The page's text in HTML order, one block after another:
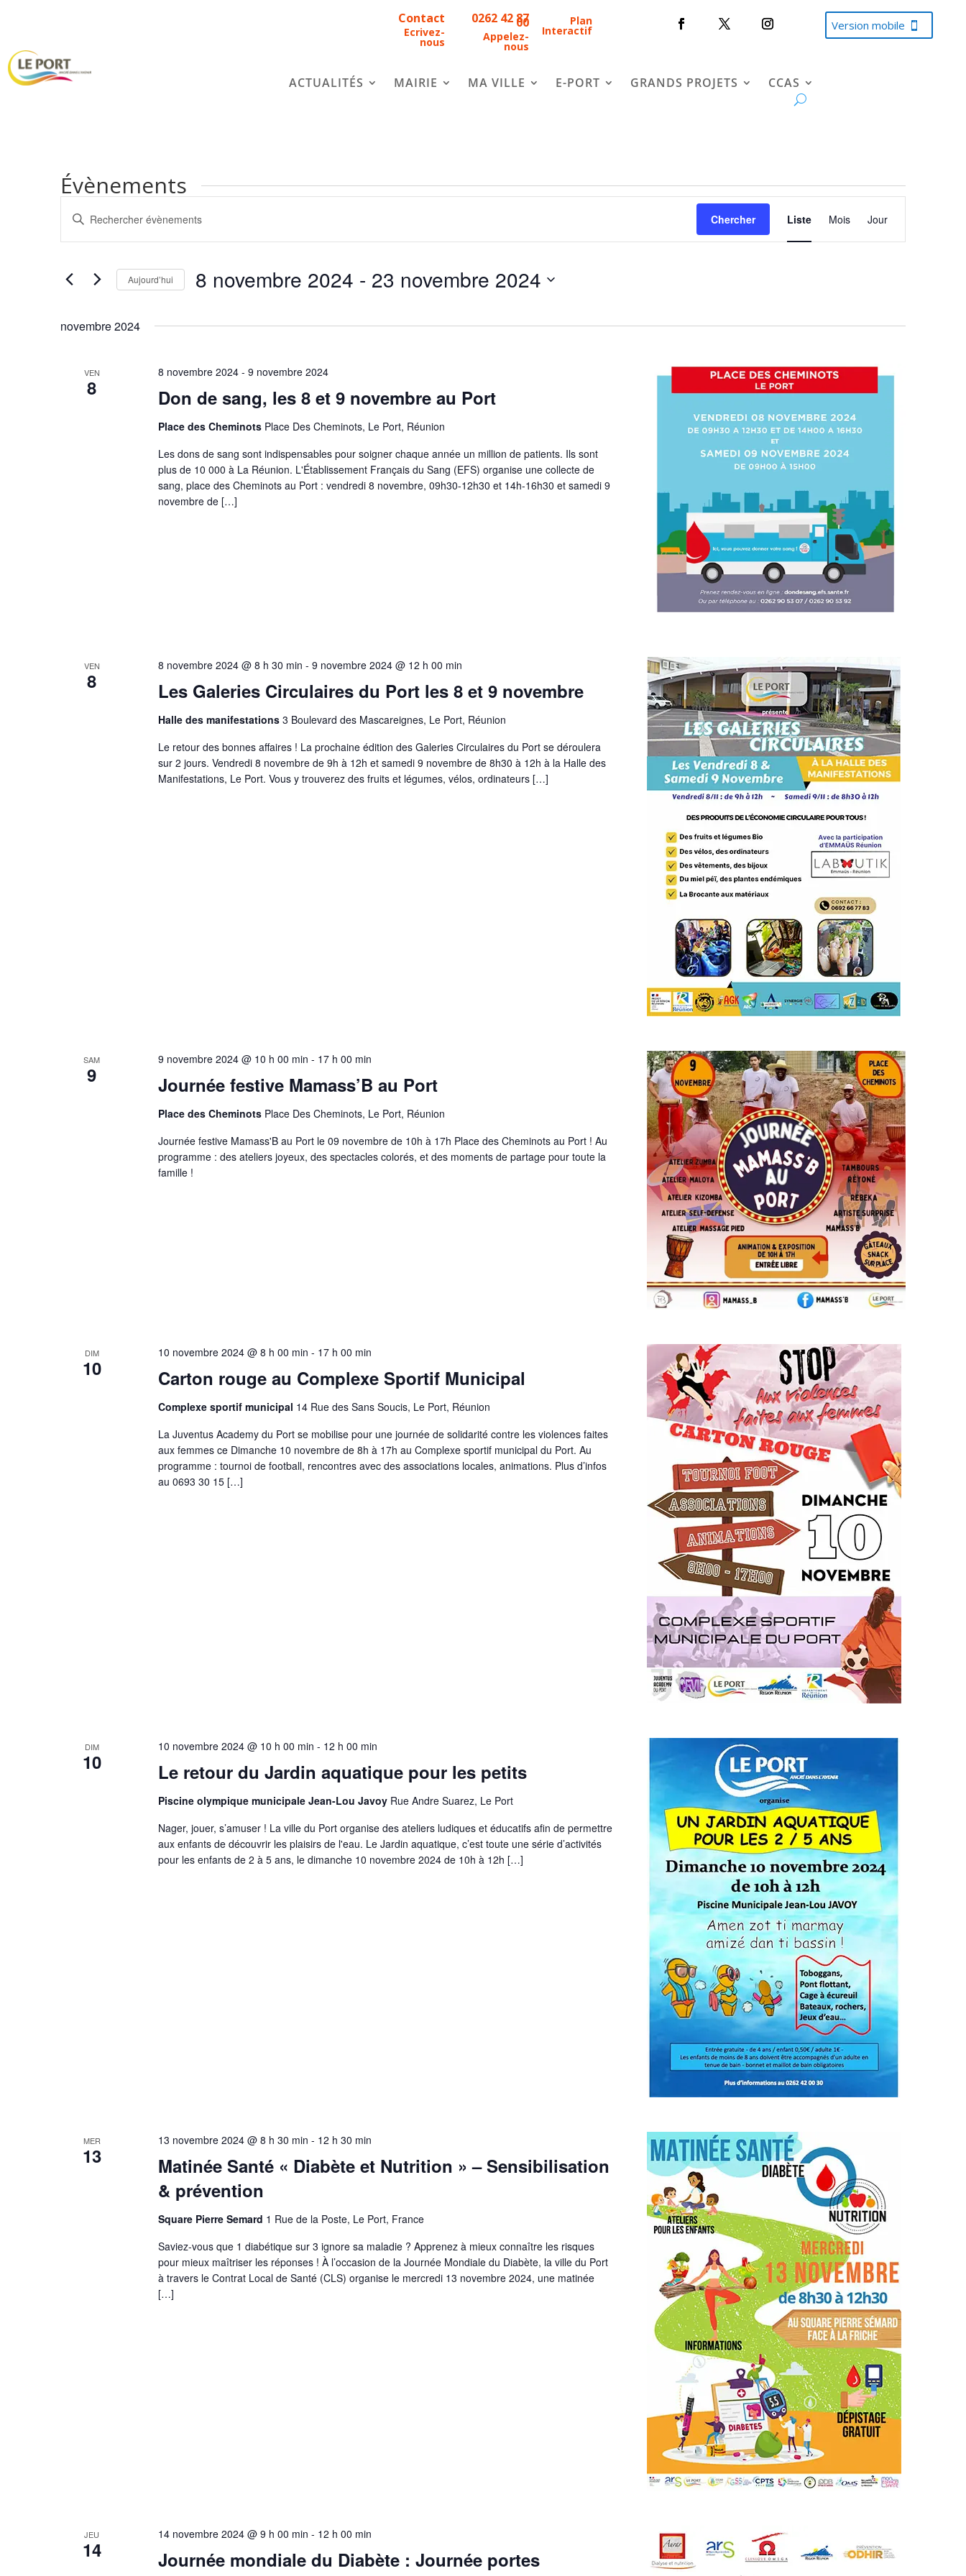
Contact
Ecrivez-
nous
0262 42 87
00
Appelez-
nous
Plan
Interactif Version mobile
ACTUALITÉS MAIRIE MA VILLE E-PORT GRANDS PROJETS CCAS
Évènements
Recherche
et
navigation
vues
Évènements
Saisir
clé.
Évènements
clé.
Chercher
Navigation
de
vues
Liste Mois Jour
Aujourd’hui 8 novembre 2024 - 23 novembre 2024
novembre 2024
VEN
8 Don de sang, les 8 et 9 novembre au Port
8 novembre 2024- 9 novembre 2024
Place des Cheminots Place Des Cheminots, Le Port, Réunion
Les dons de sang sont indispensables pour soigner chaque année un million de patients. Ils sont
plus de 10 000 à La Réunion. L'Établissement Français du Sang (EFS) organise une collecte de
sang, place des Cheminots au Port : vendredi 8 novembre, 09h30-12h30 et 14h-16h30 et samedi 9
novembre de […]
VEN
8 Les Galeries Circulaires du Port les 8 et 9 novembre
8 novembre 2024 @ 8 h 30 min - 9 novembre 2024 @ 12 h 00 min
Halle des manifestations 3 Boulevard des Mascareignes, Le Port, Réunion
Le retour des bonnes affaires ! La prochaine édition des Galeries Circulaires du Port se déroulera
sur 2 jours. Vendredi 8 novembre de 9h à 12h et samedi 9 novembre de 8h30 à 12h à la Halle des
Manifestations, Le Port. Vous y trouverez des fruits et légumes, vélos, ordinateurs […]
SAM
9 Journée festive Mamass’B au Port
9 novembre 2024 @ 10 h 00 min - 17 h 00 min
Place des Cheminots Place Des Cheminots, Le Port, Réunion
Journée festive Mamass'B au Port le 09 novembre de 10h à 17h Place des Cheminots au Port ! Au
programme : des ateliers joyeux, des spectacles colorés, et des moments de partage pour toute la
famille !
DIM
10 Carton rouge au Complexe Sportif Municipal
10 novembre 2024 @ 8 h 00 min - 17 h 00 min
Complexe sportif municipal 14 Rue des Sans Soucis, Le Port, Réunion
La Juventus Academy du Port se mobilise pour une journée de solidarité contre les violences faites
aux femmes ce Dimanche 10 novembre de 8h à 17h au Complexe sportif municipal du Port. Au
programme : tournoi de football, rencontres avec des associations locales, animations. Plus d’infos
au 0693 30 15 […]
DIM
10 Le retour du Jardin aquatique pour les petits
10 novembre 2024 @ 10 h 00 min - 12 h 00 min
Piscine olympique municipale Jean-Lou Javoy Rue Andre Suarez, Le Port
Nager, jouer, s’amuser ! La ville du Port organise des ateliers ludiques et éducatifs afin de permettre
aux enfants de découvrir les plaisirs de l'eau. Le Jardin aquatique, c’est toute une série d’activités
pour les enfants de 2 à 5 ans, le dimanche 10 novembre 2024 de 10h à 12h […]
MER
13
Matinée Santé « Diabète et Nutrition » – Sensibilisation
& prévention
13 novembre 2024 @ 8 h 30 min - 12 h 30 min
Square Pierre Semard 1 Rue de la Poste, Le Port, France
Saviez-vous que 1 diabétique sur 3 ignore sa maladie ? Apprenez à mieux connaître les risques
pour mieux maîtriser les réponses ! À l’occasion de la Journée Mondiale du Diabète, la ville du Port
à travers le Contrat Local de Santé (CLS) organise le mercredi 13 novembre 2024, une matinée
[…]
JEU
14
Journée mondiale du Diabète : Journée portes
14 novembre 2024 @ 9 h 00 min - 12 h 00 min